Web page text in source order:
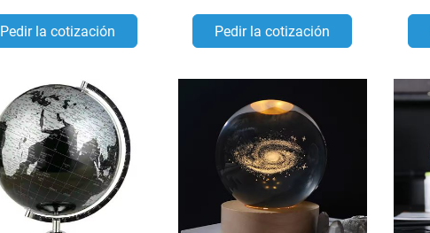
Pedir la cotización Pedir la cotización